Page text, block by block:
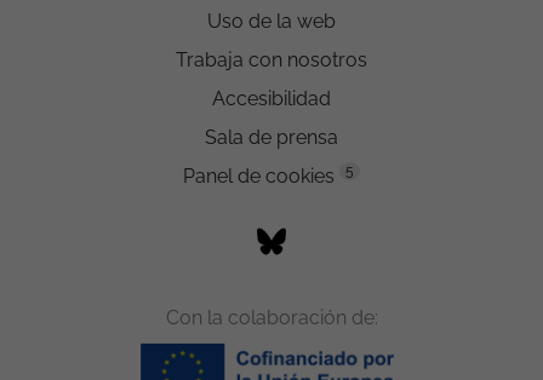
Uso de la web
Trabaja con nosotros
Accesibilidad
Sala de prensa
Panel de cookies
5
Con la colaboración de: